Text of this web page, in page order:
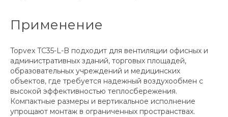
Применение
Topvex TC35-L-B подходит для вентиляции офисных и
административных зданий, торговых площадей,
образовательных учреждений и медицинских
объектов, где требуется надежный воздухообмен с
высокой эффективностью теплосбережения.
Компактные размеры и вертикальное исполнение
упрощают монтаж в ограниченных пространствах.